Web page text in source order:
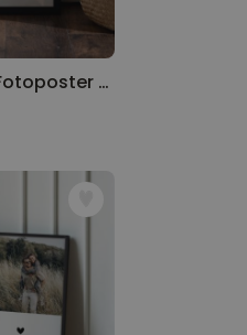
Personalisierbares Fotoposter mit Text